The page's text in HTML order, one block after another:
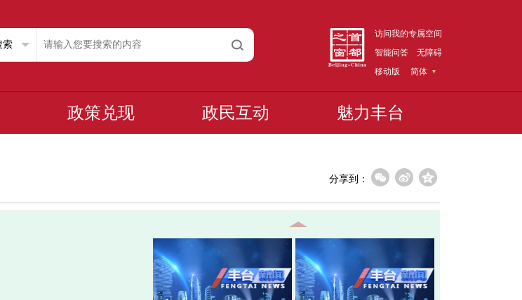
访问我的专属空间
智能问答
无障碍
移动版
简体
政策兑现 政民互动 魅力丰台
分享到：